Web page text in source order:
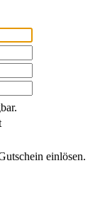
einlösen.